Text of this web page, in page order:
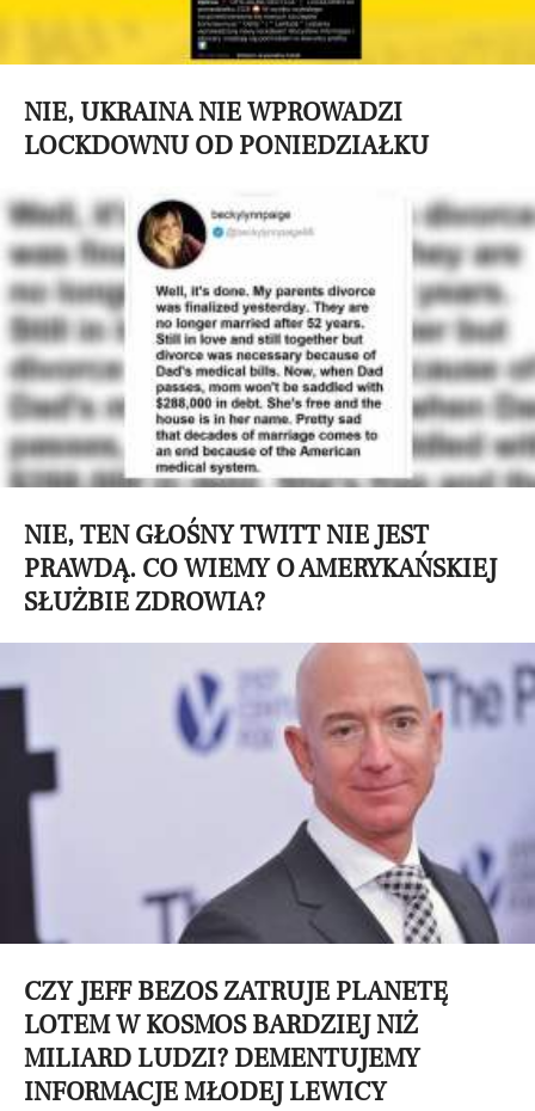
NIE, UKRAINA NIE WPROWADZI
LOCKDOWNU OD PONIEDZIAŁKU
NIE, TEN GŁOŚNY TWITT NIE JEST
PRAWDĄ. CO WIEMY O AMERYKAŃSKIEJ
SŁUŻBIE ZDROWIA?
CZY JEFF BEZOS ZATRUJE PLANETĘ
LOTEM W KOSMOS BARDZIEJ NIŻ
MILIARD LUDZI? DEMENTUJEMY
INFORMACJE MŁODEJ LEWICY